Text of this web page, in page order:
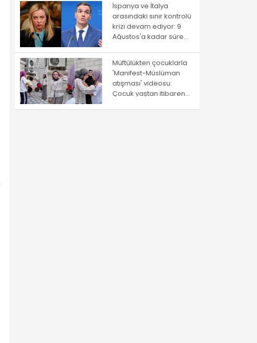
İspanya ve İtalya
arasındaki sınır kontrolü
krizi devam ediyor: 9
Ağustos'a kadar süre
Müftülükten çocuklarla
'Manifest-Müslüman
atışması' videosu:
Çocuk yaştan itibaren